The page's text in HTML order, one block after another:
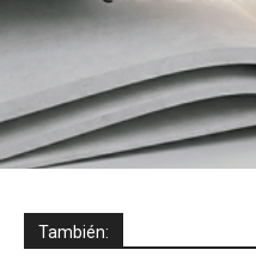
También: